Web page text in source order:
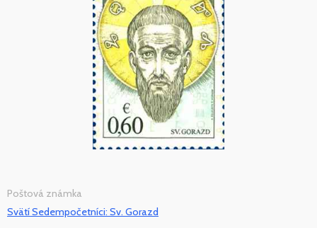
Poštová známka
Svätí Sedempočetníci: Sv. Gorazd